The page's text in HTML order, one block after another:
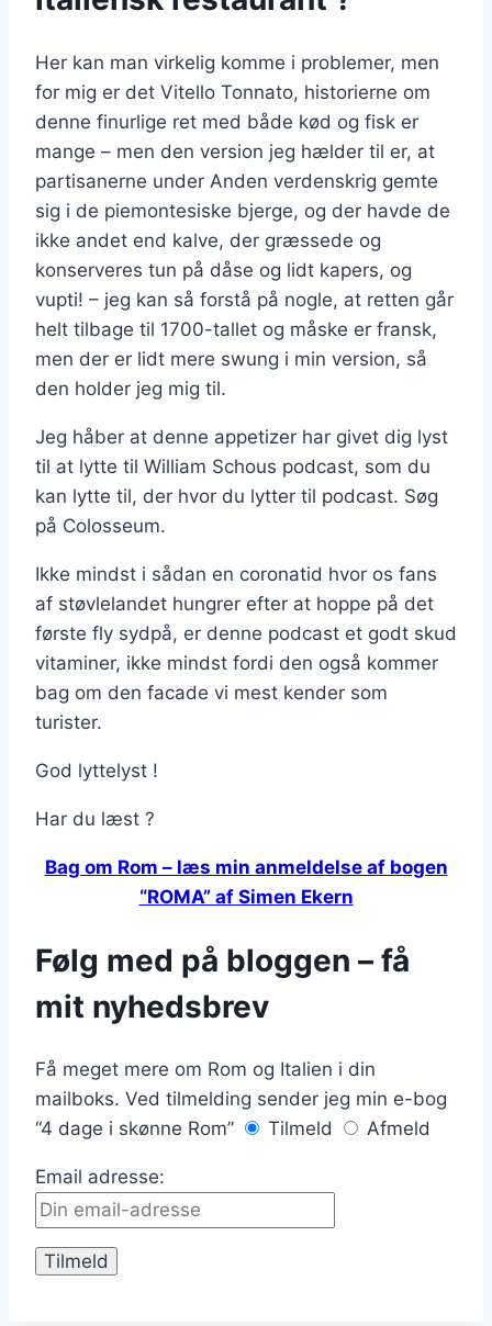
Her kan man virkelig komme i problemer, men
for mig er det Vitello Tonnato, historierne om
denne finurlige ret med både kød og fisk er
mange – men den version jeg hælder til er, at
partisanerne under Anden verdenskrig gemte
sig i de piemontesiske bjerge, og der havde de
ikke andet end kalve, der græssede og
konserveres tun på dåse og lidt kapers, og
vupti! – jeg kan så forstå på nogle, at retten går
helt tilbage til 1700-tallet og måske er fransk,
men der er lidt mere swung i min version, så
den holder jeg mig til.
Jeg håber at denne appetizer har givet dig lyst
til at lytte til William Schous podcast, som du
kan lytte til, der hvor du lytter til podcast. Søg
på Colosseum.
Ikke mindst i sådan en coronatid hvor os fans
af støvlelandet hungrer efter at hoppe på det
første fly sydpå, er denne podcast et godt skud
vitaminer, ikke mindst fordi den også kommer
bag om den facade vi mest kender som
turister.
God lyttelyst !
Har du læst ?
Bag om Rom – læs min anmeldelse af bogen
“ROMA” af Simen Ekern
Følg med på bloggen – få
mit nyhedsbrev
Få meget mere om Rom og Italien i din
mailboks. Ved tilmelding sender jeg min e-bog
“4 dage i skønne Rom”
Tilmeld Afmeld
Email adresse: